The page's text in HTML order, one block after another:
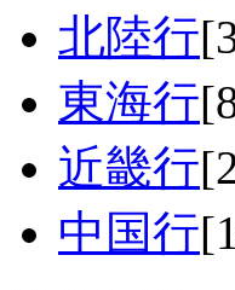
北陸行
東海行
近畿行
中国行